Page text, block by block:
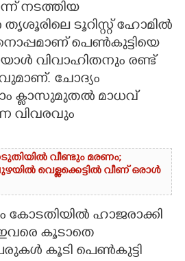
നടത്തിയ
ടൂറിസ്റ്റ് ഹോമിൽ
പെൺകുട്ടിയെ
വിവാഹിതനും രണ്ട്
ചോദ്യം
ക്ളാസുമുതൽ മാധവ്
വിവരവും
വീണ്ടും മരണം;
വെള്ളക്കെട്ടിൽ വീണ് ഒരാൾ
കോടതിയിൽ ഹാജരാക്കി
കൂടാതെ
കൂടി പെൺകുട്ടി